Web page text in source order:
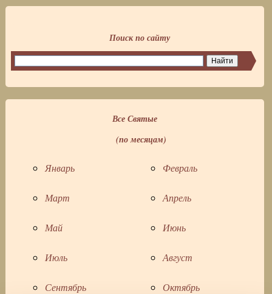
Все Святые
(по месяцам)
Январь Февраль
Март Апрель
Май Июнь
Июль Август
Сентябрь Октябрь
Поиск по сайту